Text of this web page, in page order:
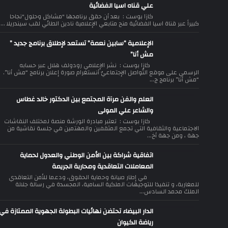
علي قناه اسيا الفضائية
كازا بوست : بعد أن حقق برنامجها "مشاكل وحلول"نجاحا
كبيراً عبر قناة اسيا الفضائية منح متابعي الإعلامية نادين الطائي لقب سيندريلا ...
الإعلامية “سابين نعمة” تستعد لإطلاق برنامج جديد ”
مش أنا”
كازا بوست : نشر الإعلامي رودولف هلال عبر حسابه
الرسمي على موقع التّواصل الإجتماعيّ أنستغرام صورة إعلان برنامج “مش أنا”.
“مش أنا” برنامج ج...
العلم والفن مرآة المجتمع بين الدكتور خالد غطاس
والشاعر علي المولى
كازا بوست : تعتبر مبادرة الورشة منصة لمختلف النقاشات
الاجتماعية والثقافية التي تجمع المثقفين والمهتمين في جلسة نقاشية من
جهة ، ومن جهة أخ...
اتفاقية شراكة بين الأمن الوطني والعدول لحماية
المعاملات التعاقدية ومحاربة الجريمة
في إطار صيانة وحماية الحقوق، ودعما للأمن التعاقدي
للمغاربة، و تنفيذا للتوجيهات الملكية السامية، المجسدة في رسالة جلالة
الملك محمد السادس...
الدار البيضاء تحتضن نهائيات البطولة الجهوية الممتازة في
رياضة الكيوان